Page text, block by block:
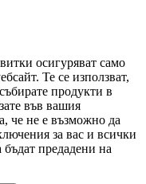
осигуряват само
Те се използват,
продукти в
във вашия
че не е възможно да
за вас и всички
предадени на